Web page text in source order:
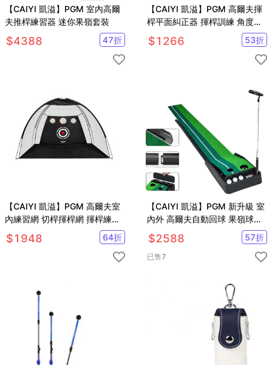
【CAIYI 凱溢】PGM 室內高爾
夫推桿練習器 迷你果嶺套裝
$4388 47折
【CAIYI 凱溢】PGM 高爾夫揮
桿平面糾正器 揮桿訓練 角度調
節 姿勢矯正
$1266 53折
【CAIYI 凱溢】PGM 高爾夫室
內練習網 切桿揮桿網 揮桿練習
器
$1948 64折
【CAIYI 凱溢】PGM 新升級 室
內外 高爾夫自動回球 果嶺球場
迷你球道 推桿練習套裝 3米 帶
擋板 帶回球道
$2588 57折
已售7